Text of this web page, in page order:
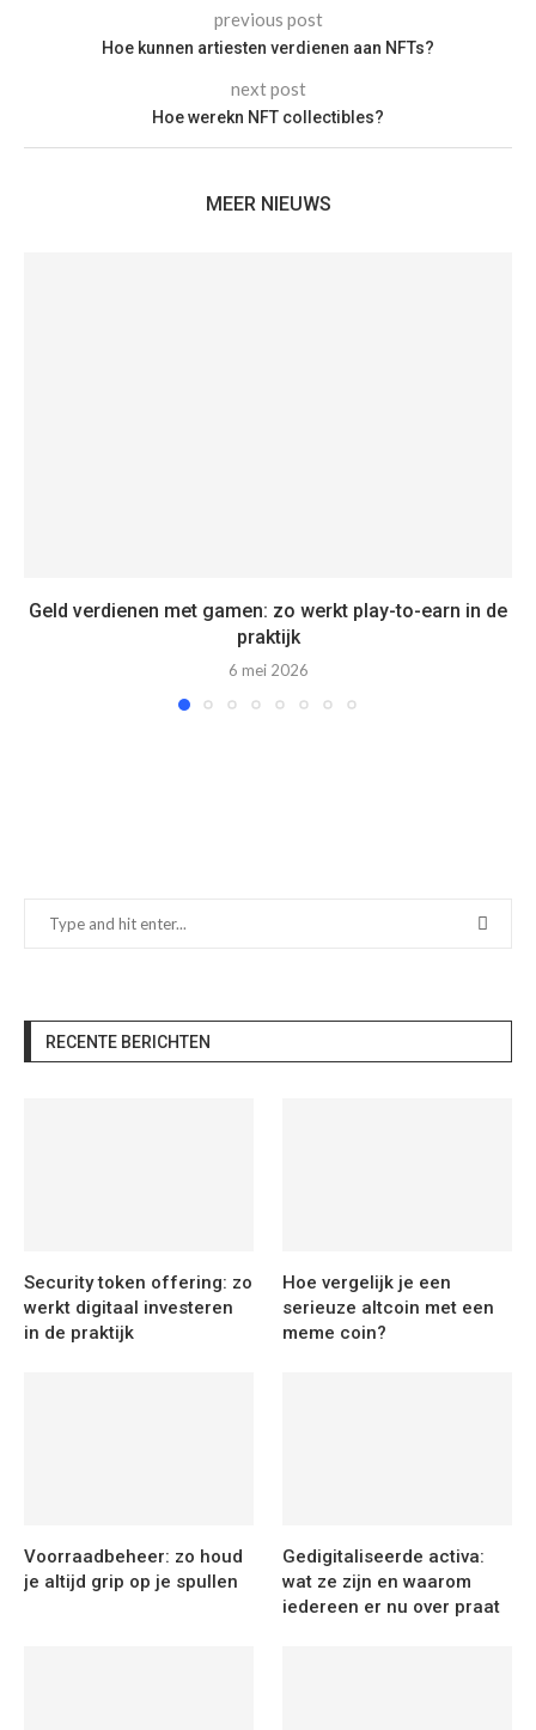
previous post
Hoe kunnen artiesten verdienen aan NFTs?
next post
Hoe werekn NFT collectibles?
MEER NIEUWS
Geld verdienen met gamen: zo werkt play-to-earn in de
praktijk
6 mei 2026
RECENTE BERICHTEN
Security token offering: zo
werkt digitaal investeren
in de praktijk
Hoe vergelijk je een
serieuze altcoin met een
meme coin?
Voorraadbeheer: zo houd
je altijd grip op je spullen
Gedigitaliseerde activa:
wat ze zijn en waarom
iedereen er nu over praat